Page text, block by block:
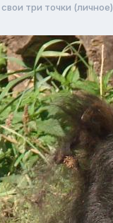
три точки (личное)